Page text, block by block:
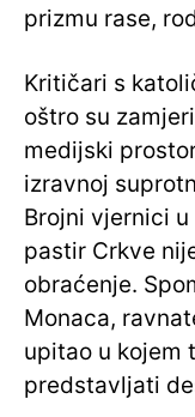
prizmu rase,
Kritičari s
oštro su
medijski
izravnoj
Brojni vjernici
pastir Crkve
obraćenje.
Monaca,
upitao u kojem
predstavljati